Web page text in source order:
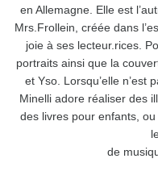
en Allemagne. Elle est
Mrs.Frollein, créée dans
joie à ses lecteur.rices.
portraits ainsi que la
et Yso. Lorsqu’elle n’est
Minelli adore réaliser des
des livres pour enfants, ou
de